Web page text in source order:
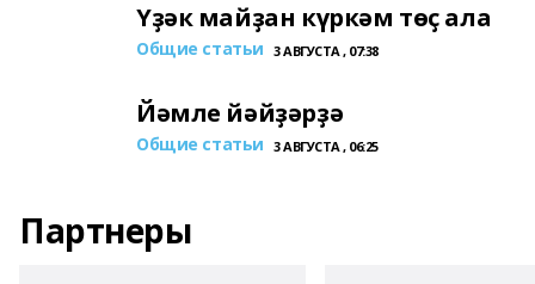
Үҙәк майҙан күркәм төҫ ала
Общие статьи 3 АВГУСТА , 07:38
Йәмле йәйҙәрҙә
Общие статьи 3 АВГУСТА , 06:25
Партнеры